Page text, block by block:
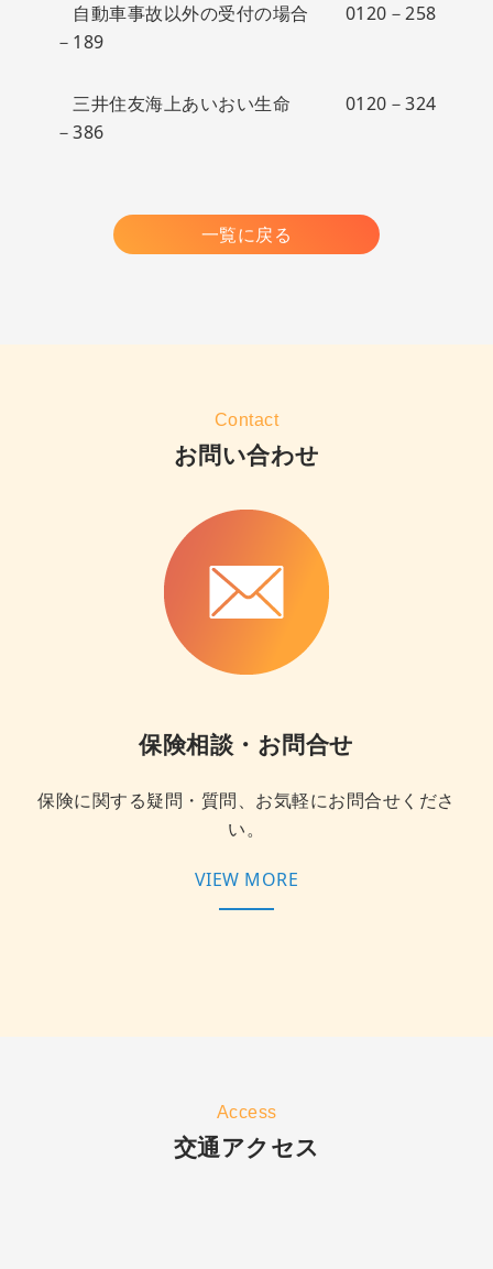
自動車事故以外の受付の場合 0120－258
－189
三井住友海上あいおい生命 0120－324
－386
一覧に戻る
Contact
お問い合わせ
保険相談・お問合せ
保険に関する疑問・質問、お気軽にお問合せくださ
い。
VIEW MORE
Access
交通アクセス